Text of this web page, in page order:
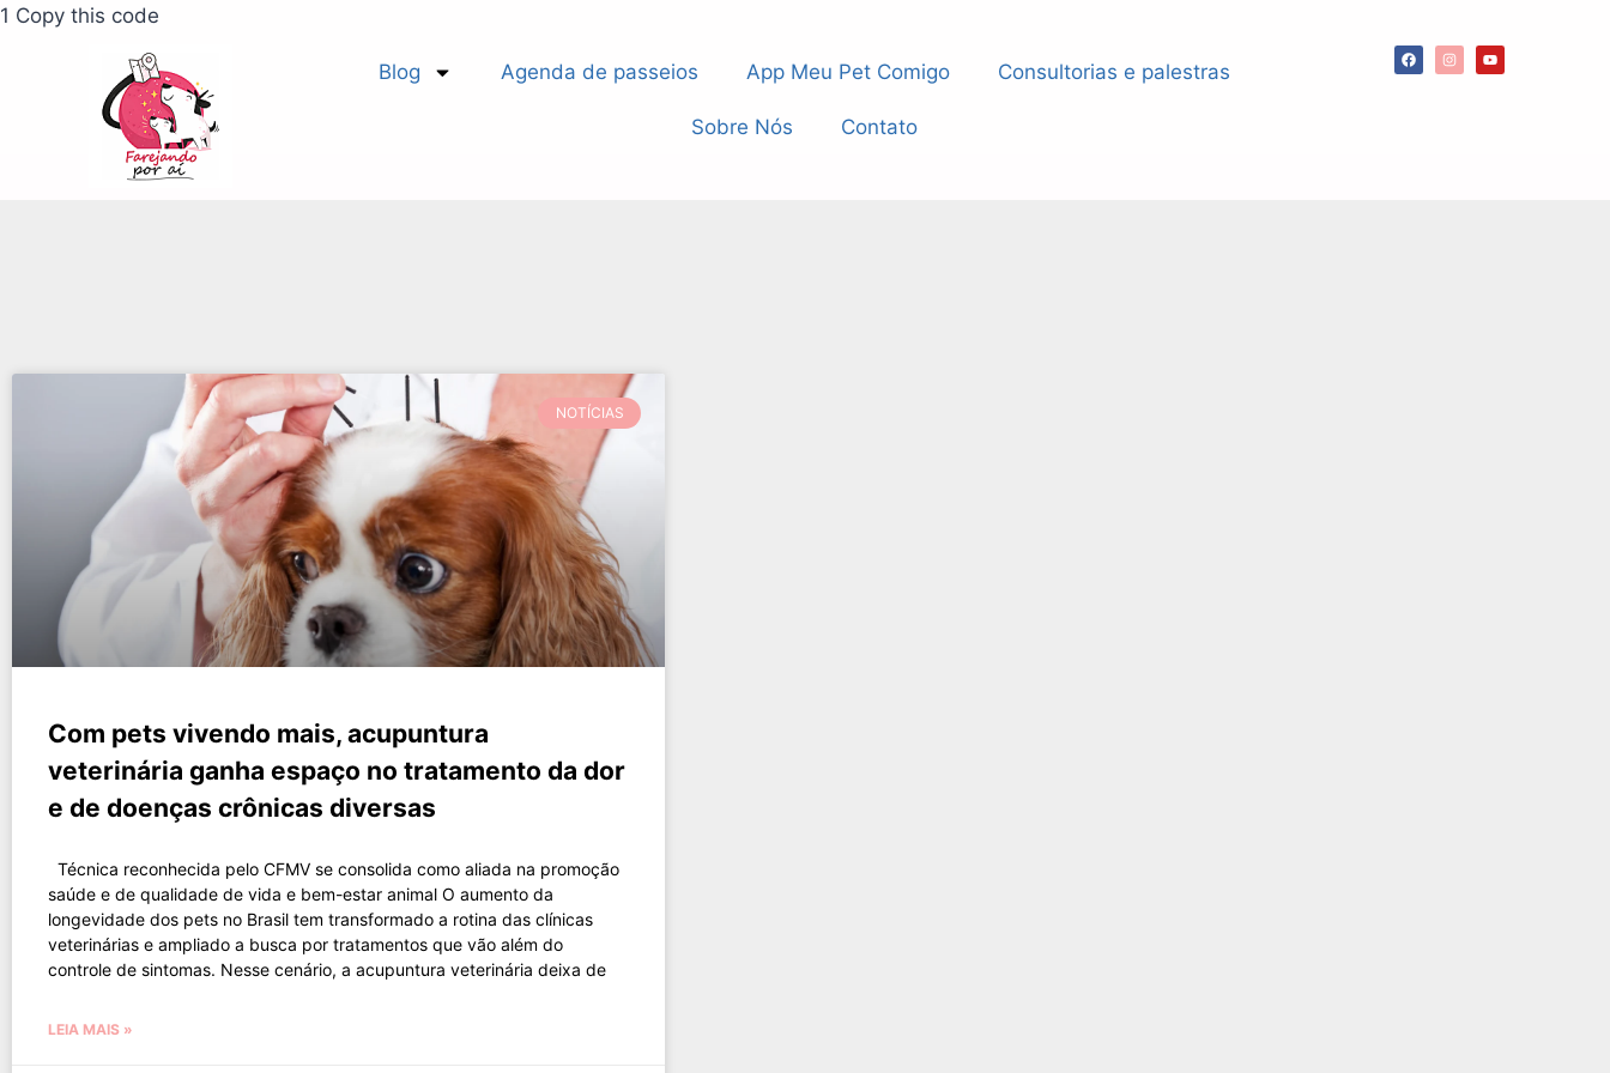
1 Copy this code
Blog Agenda de passeios App Meu Pet Comigo Consultorias e palestras
Sobre Nós Contato
NOTÍCIAS
Com pets vivendo mais, acupuntura
veterinária ganha espaço no tratamento da dor
e de doenças crônicas diversas
Técnica reconhecida pelo CFMV se consolida como aliada na promoção
saúde e de qualidade de vida e bem-estar animal O aumento da
longevidade dos pets no Brasil tem transformado a rotina das clínicas
veterinárias e ampliado a busca por tratamentos que vão além do
controle de sintomas. Nesse cenário, a acupuntura veterinária deixa de
LEIA MAIS »